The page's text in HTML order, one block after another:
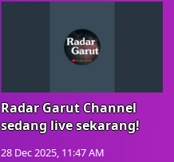
Radar Garut Channel
sedang live sekarang!
28 Dec 2025, 11:47 AM